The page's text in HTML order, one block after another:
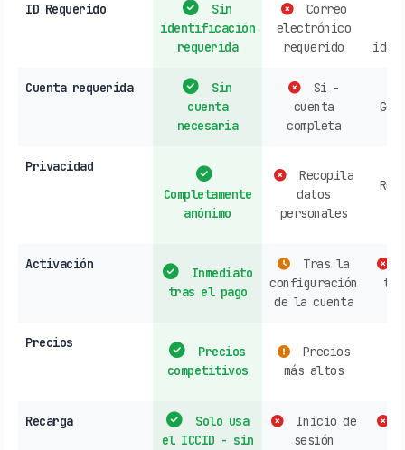
ID Requerido
Sin
identificación
requerida
Correo
electrónico
requerido
Cuenta requerida
Sin
cuenta
necesaria
Sí -
cuenta
completa
Privacidad
Completamente
anónimo
Recopila
datos
personales
Activación
Inmediato
tras el pago
Tras la
configuración
de la cuenta
Precios
Precios
competitivos
Precios
más altos
Recarga
Solo usa
el ICCID - sin
Inicio de
sesión